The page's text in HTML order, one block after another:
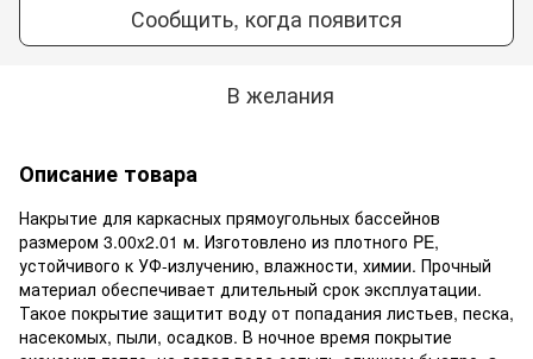
Сообщить, когда появится
В желания
Описание товара
Накрытие для каркасных прямоугольных бассейнов
размером 3.00x2.01 м. Изготовлено из плотного PE,
устойчивого к УФ-излучению, влажности, химии. Прочный
материал обеспечивает длительный срок эксплуатации.
Такое покрытие защитит воду от попадания листьев, песка,
насекомых, пыли, осадков. В ночное время покрытие